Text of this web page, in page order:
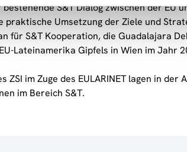
S&T Dialog zwischen der EU
Umsetzung der Ziele und
für S&T Kooperation, die Guadalajara
Lateinamerika Gipfels in Wien im Jahr
im Zuge des EULARINET lagen in der
im Bereich S&T.